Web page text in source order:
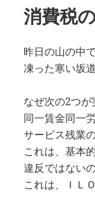
消費税
昨日の山の中で
凍った寒い坂
なぜ次の2つが
同一賃金同一
サービス残業
これは、基本
違反ではない
これは、ＩＬ